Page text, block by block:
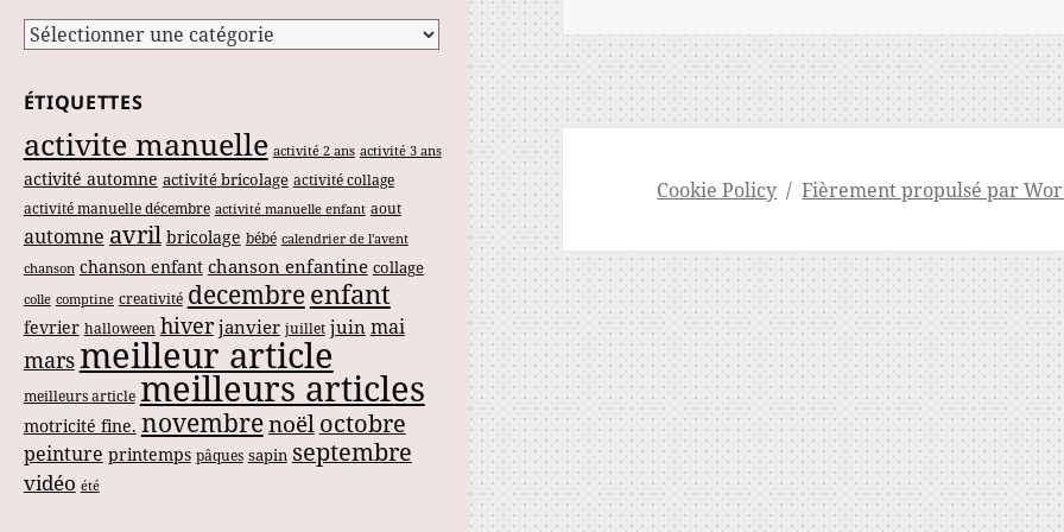
Catégories
ÉTIQUETTES
activite manuelle activité 2 ans activité 3 ans
activité automne activité bricolage activité collage
activité manuelle décembre activité manuelle enfant aout
automne avril bricolage bébé calendrier de l'avent
chanson chanson enfant chanson enfantine collage
colle comptine creativité decembreenfant
fevrier halloween hiver janvier juillet juin mai
marsmeilleur article
meilleurs article meilleurs articles
motricité fine. novembrenoëloctobre
peinture printemps pâques sapin septembre
vidéo été
Cookie Policy Fièrement propulsé par